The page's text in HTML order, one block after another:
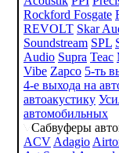
Rockford Fosgate
REVOLT Skar
Soundstream SPL
Audio Supra Teac
Vibe Zapco 5-ть
4-е выхода на
автоакустику
автомобильных
Сабвуферы
ACV Adagio